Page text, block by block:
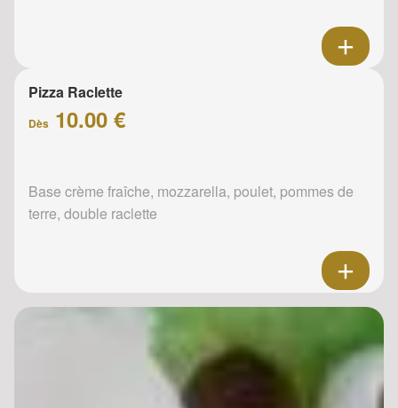
Pizza Raclette
Dès 10.00 €
Base crème fraîche, mozzarella, poulet, pommes de
terre, double raclette